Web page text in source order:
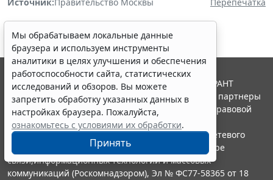
Мы обрабатываем локальные данные
браузера и используем инструменты
аналитики в целях улучшения и обеспечения
работоспособности сайта, статистических
исследований и обзоров. Вы можете
запретить обработку указанных данных в
настройках браузера. Пожалуйста,
ознакомьтесь с условиями их обработки.
Принять
© ООО "НПП "ГАРАНТ-СЕРВИС", 2026. Система ГАРАНТ
выпускается с 1990 года. Компания "Гарант" и ее партнеры
являются участниками Российской ассоциации правовой
информации ГАРАНТ.
Портал ГАРАНТ.РУ зарегистрирован в качестве сетевого
издания Федеральной службой по надзору в сфере
связи,информационных технологий и массовых
коммуникаций (Роскомнадзором), Эл № ФС77-58365 от 18